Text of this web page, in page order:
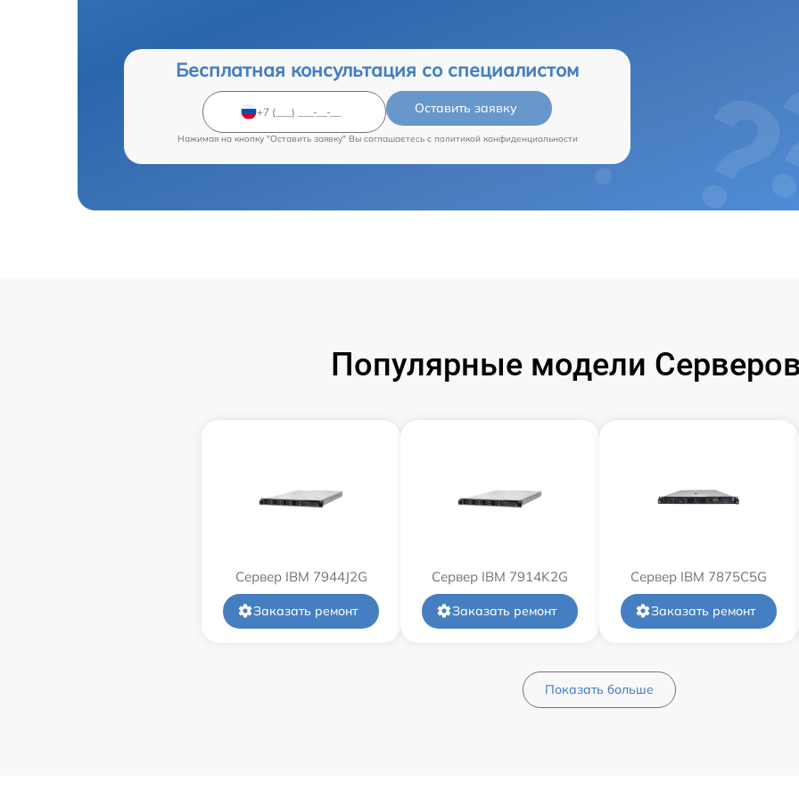
Бесплатная консультация со специалистом
Оставить заявку
Нажимая на кнопку "Оставить заявку" Вы соглашаетесь c политикой конфиденциальности
Популярные модели
Сервер IBM 7944J2G
Заказать ремонт
Сервер IBM 7914K2G
Заказать ремонт
Сервер IBM 7875C5G
Заказать ремонт
Показать больше